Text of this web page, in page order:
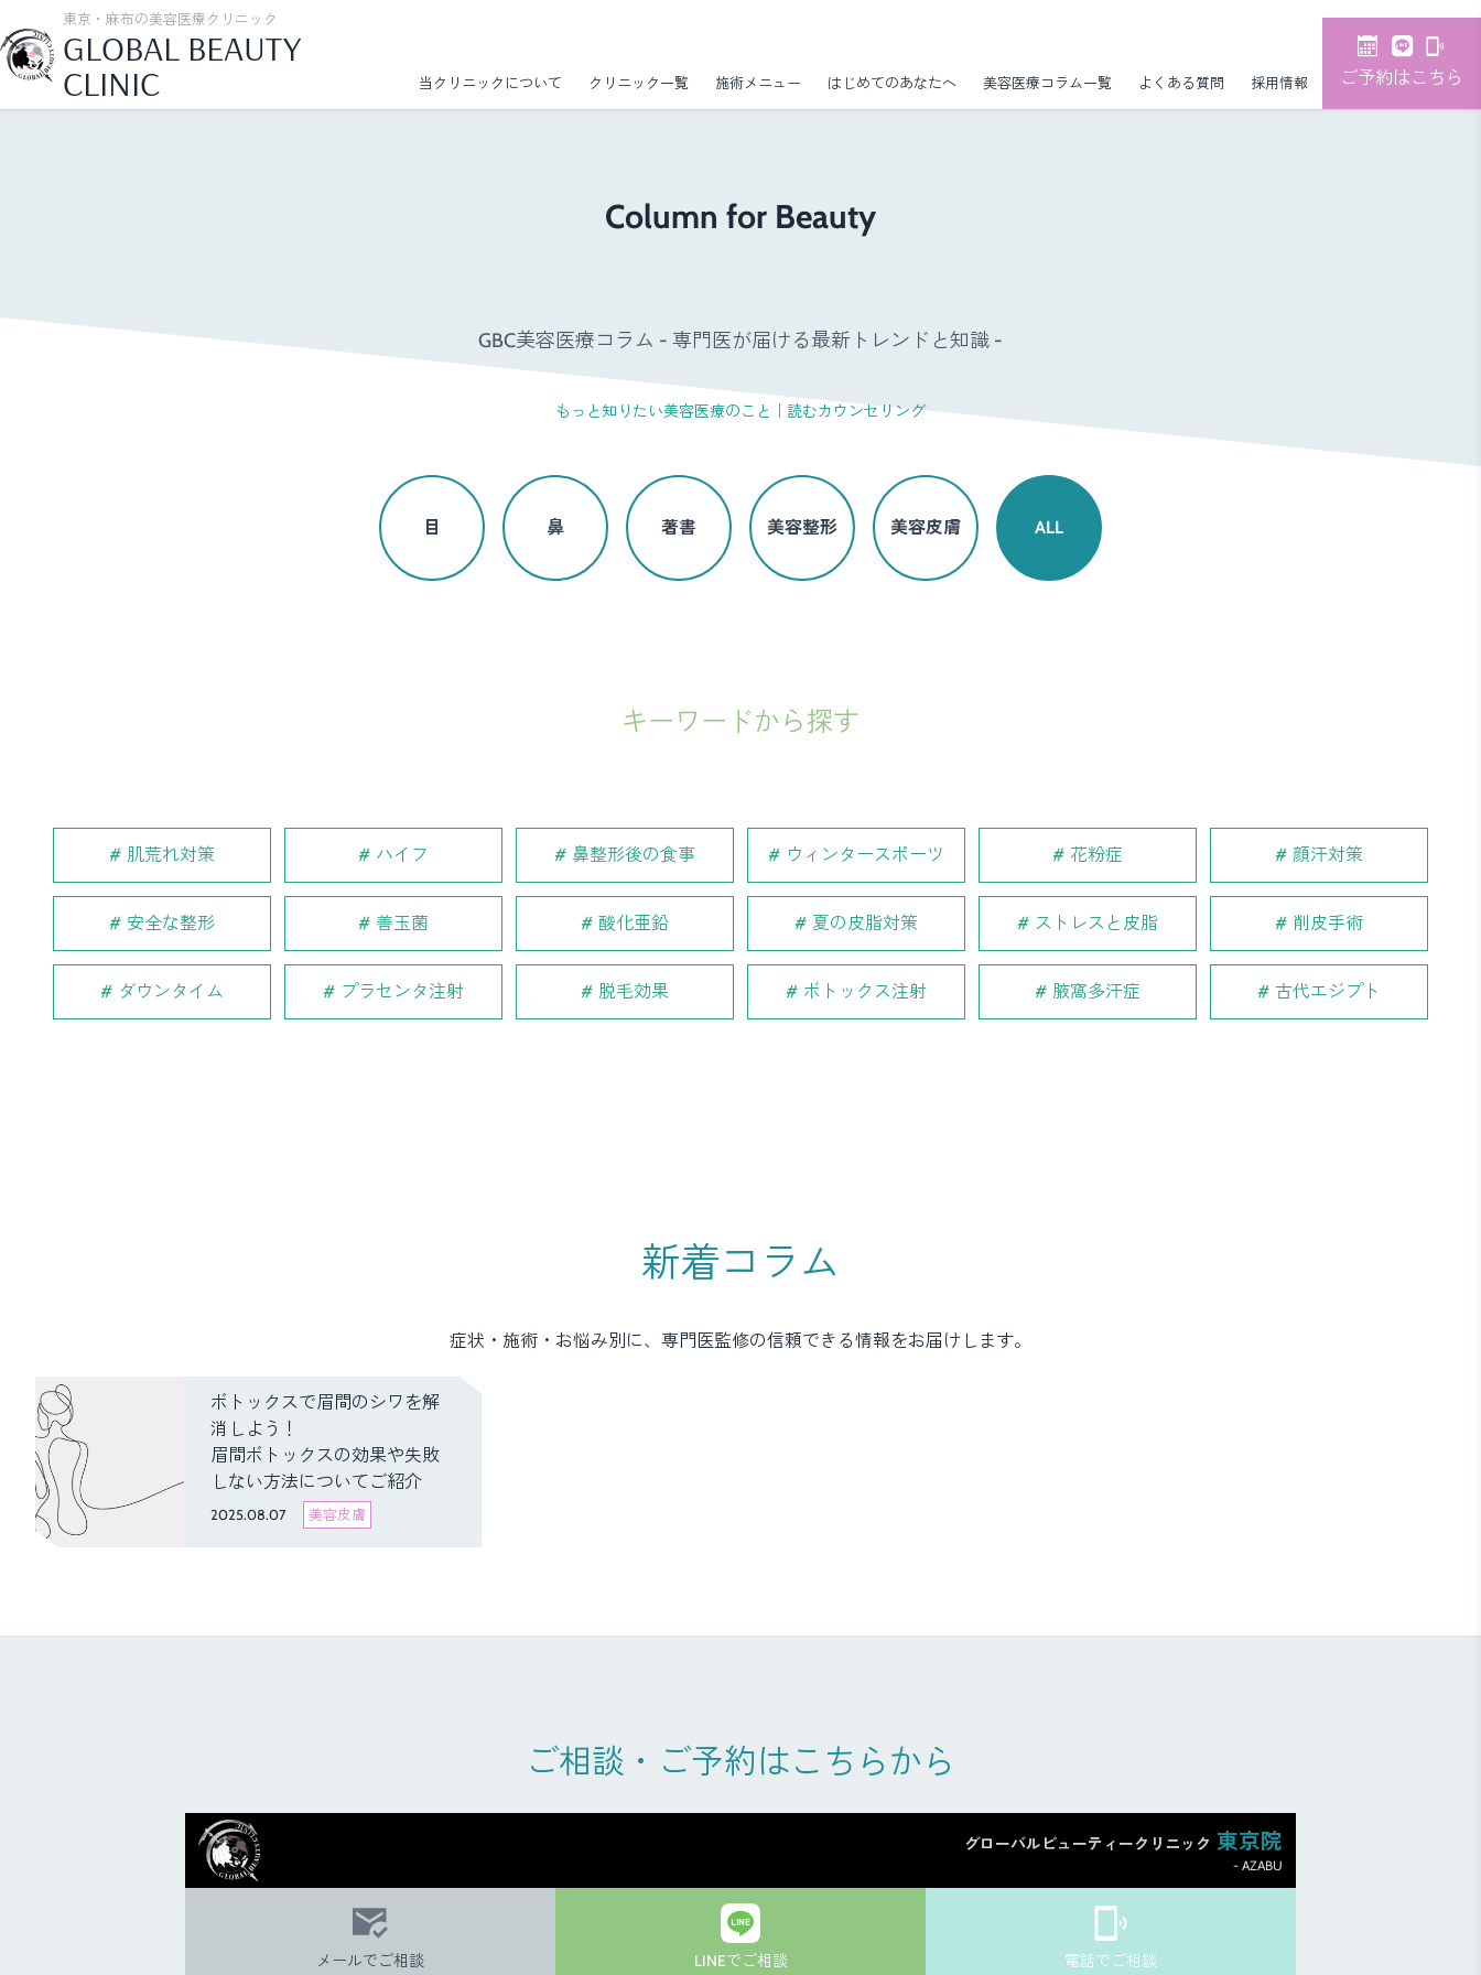
東京・麻布の美容医療クリニック
GLOBAL BEAUTY
CLINIC
当クリニックについて クリニック一覧 施術メニュー はじめてのあなたへ 美容医療コラム一覧 よくある質問 採用情報 ご予約はこちら
Column for Beauty
GBC美容医療コラム - 専門医が届ける最新トレンドと知識 -
もっと知りたい美容医療のこと｜読むカウンセリング
目 鼻 著書 美容整形 美容皮膚 ALL
キーワードから探す
肌荒れ対策 ハイフ 鼻整形後の食事 ウィンタースポーツ 花粉症 顔汗対策
安全な整形 善玉菌 酸化亜鉛 夏の皮脂対策 ストレスと皮脂 削皮手術
ダウンタイム プラセンタ注射 脱毛効果 ボトックス注射 腋窩多汗症 古代エジプト
新着コラム
症状・施術・お悩み別に、専門医監修の信頼できる情報をお届けします。
ボトックスで眉間のシワを解
消しよう！
眉間ボトックスの効果や失敗
しない方法についてご紹介
2025.08.07 美容皮膚
ご相談・ご予約はこちらから
グローバルビューティークリニック 東京院
- AZABU
メールでご相談 LINEでご相談 電話でご相談